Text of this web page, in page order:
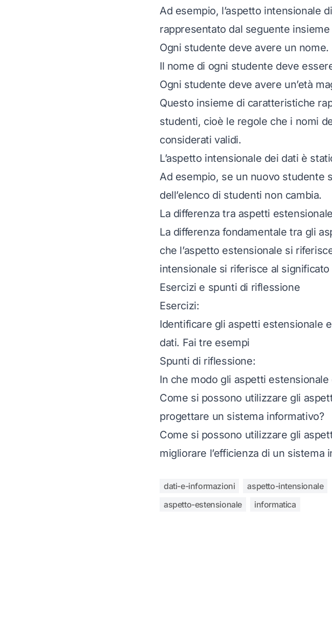
Ad esempio, l’aspetto intensionale
rappresentato dal seguente
Ogni studente deve avere un nome.
Il nome di ogni studente deve
Ogni studente deve avere un’età
Questo insieme di caratteristiche
studenti, cioè le regole che i nomi
considerati validi.
L’aspetto intensionale dei dati è
Ad esempio, se un nuovo studente
dell’elenco di studenti non cambia.
La differenza tra aspetti
La differenza fondamentale tra gli
che l’aspetto estensionale si
intensionale si riferisce al significato
Esercizi e spunti di riflessione
Esercizi:
Identificare gli aspetti estensionale
dati. Fai tre esempi
Spunti di riflessione:
In che modo gli aspetti
Come si possono utilizzare gli
progettare un sistema informativo?
Come si possono utilizzare gli
migliorare l’efficienza di un sistema
dati-e-informazioni
aspetto-intensionale
aspetto-estensionale
informatica